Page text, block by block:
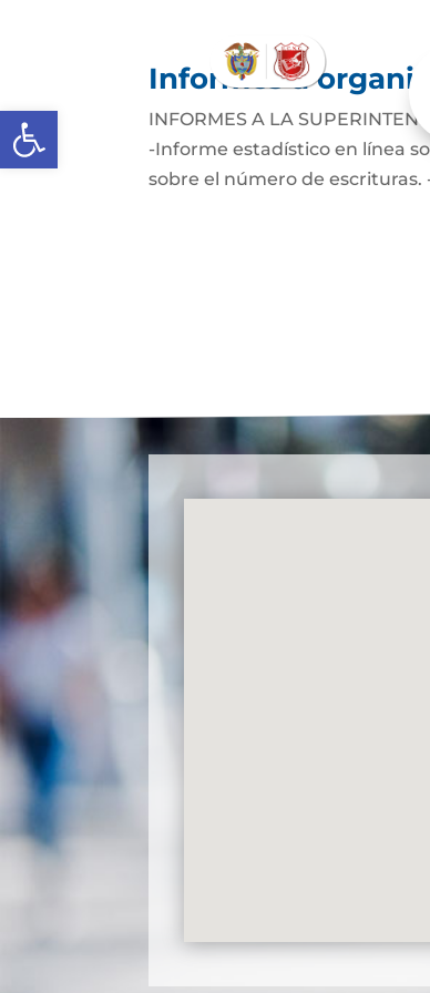
Abrir barra de herramientas
Informes a
INFORMES A LA
-Informe estadístico en línea
sobre el número de